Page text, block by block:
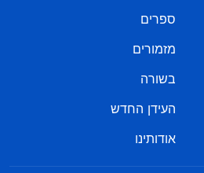
ספרים
מזמורים
בשורה
העידן החדש
אודותינו